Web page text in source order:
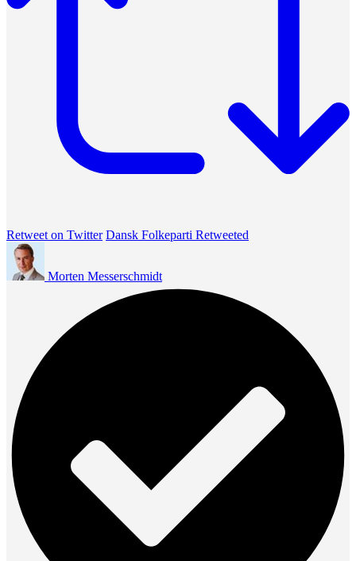
Retweet on Twitter Dansk Folkeparti Retweeted
Morten Messerschmidt